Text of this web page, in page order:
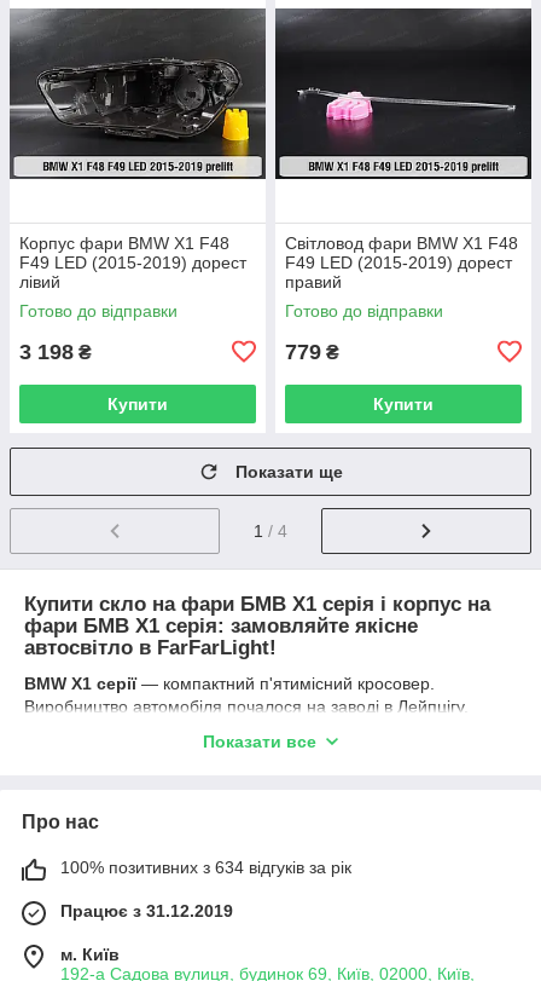
Корпус фари BMW X1 F48
F49 LED (2015-2019) дорест
лівий
Готово до відправки
3 198 ₴
Купити
Світловод фари BMW X1 F48
F49 LED (2015-2019) дорест
правий
Готово до відправки
779 ₴
Купити
Показати ще
1 / 4
Купити скло на фари БМВ X1 серія і корпус на
фари БМВ X1 серія: замовляйте якісне
автосвітло в FarFarLight!
BMW X1 серії— компактний п'ятимісний кросовер.
Виробництво автомобіля почалося на заводі в Лейпцігу,
створено на платформі універсала BMW 3-ї серії,
передньоприводними, в дорогих комплектаціях
подовжена версія X1 L (з 4,454 метрів до 4,56 метрів). У 2012
Якщо вийшла з ладу світлотехніка для авто БМВ? Що ви
виберете — ремонт фар або покупку нових фар? Ремонт
оптики іномарки — оперативно і не дорого
Показати все
Про нас
100% позитивних з 634 відгуків за рік
Працює з 31.12.2019
м. Київ
192-а Садова вулиця, будинок 69, Київ, 02000, Київ,